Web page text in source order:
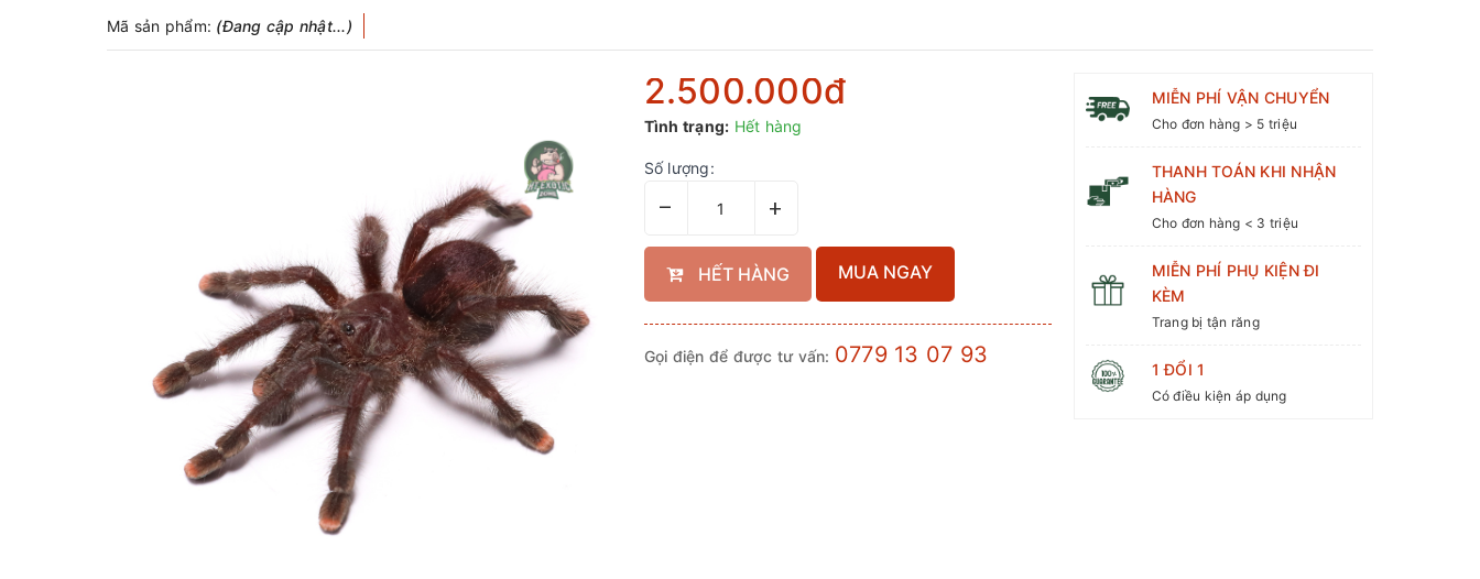
Mã sản phẩm: (Đang cập nhật...)
2.500.000₫
Tình trạng: Hết hàng
Số lượng:
– +
HẾT HÀNG MUA NGAY
Gọi điện để được tư vấn: 0779 13 07 93
MIỄN PHÍ VẬN CHUYỂN
Cho đơn hàng > 5 triệu
THANH TOÁN KHI NHẬN
HÀNG
Cho đơn hàng < 3 triệu
MIỄN PHÍ PHỤ KIỆN ĐI
KÈM
Trang bị tận răng
1 ĐỔI 1
Có điều kiện áp dụng